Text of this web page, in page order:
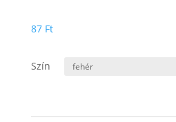
87 Ft
Szín